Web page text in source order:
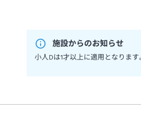
施設からのお知らせ
小人Dは1才以上に適用となります